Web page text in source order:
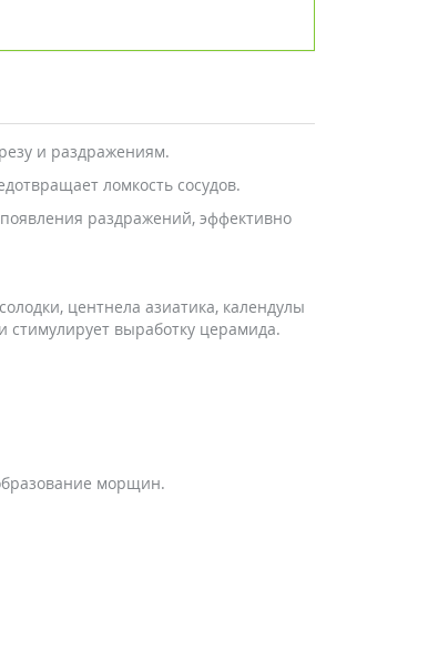
и раздражениям.
ломкость сосудов.
раздражений, эффективно
центнела азиатика, календулы
стимулирует выработку церамида.
морщин.